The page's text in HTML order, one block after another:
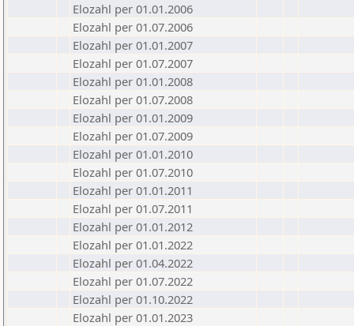
Elozahl per 01.01.2006
Elozahl per 01.07.2006
Elozahl per 01.01.2007
Elozahl per 01.07.2007
Elozahl per 01.01.2008
Elozahl per 01.07.2008
Elozahl per 01.01.2009
Elozahl per 01.07.2009
Elozahl per 01.01.2010
Elozahl per 01.07.2010
Elozahl per 01.01.2011
Elozahl per 01.07.2011
Elozahl per 01.01.2012
Elozahl per 01.01.2022
Elozahl per 01.04.2022
Elozahl per 01.07.2022
Elozahl per 01.10.2022
Elozahl per 01.01.2023